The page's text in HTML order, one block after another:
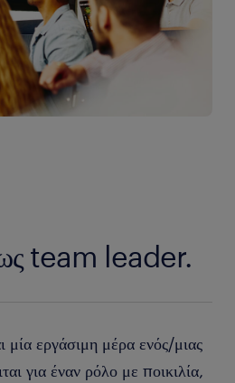
ως team leader.
μία εργάσιμη μέρα ενός/μιας
για έναν ρόλο με ποικιλία,